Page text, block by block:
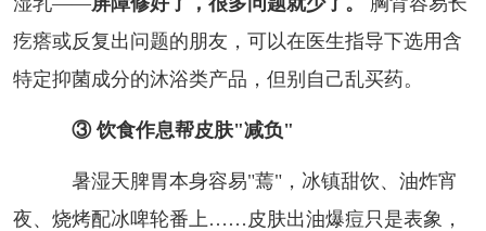
疙瘩或反复出问题的朋友，可以在医生指导下选用含
特定抑菌成分的沐浴类产品，但别自己乱买药。
③ 饮食作息帮皮肤"减负"
暑湿天脾胃本身容易"蔫"，冰镇甜饮、油炸宵
夜、烧烤配冰啤轮番上……皮肤出油爆痘只是表象，